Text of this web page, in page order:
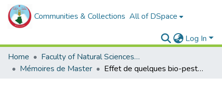
Communities & Collections All of DSpace
Log In
Home
Faculty of Natural Sciences, Life and Earth Sciences
Mémoires de Master
Effet de quelques bio-pesticides vis-à-vis de Parlatoria blanchardi Targ. 1892 (Homoptera, Diaspididae); cochenille blanche du palmier, dans la région de Metlili.